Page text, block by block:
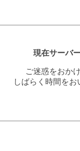
現在サーバ
ご迷惑をおか
しばらく時間を